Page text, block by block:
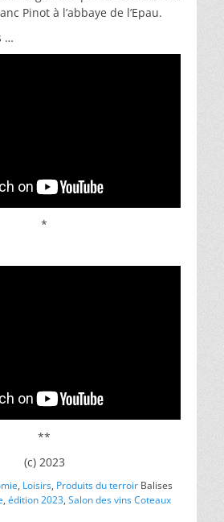
Pinot à l’abbaye de l’Epau.
…
*
**
(c) 2023
, Loisirs, Produits du terroir Balises
, édition 2023, Salon des vins Coteaux